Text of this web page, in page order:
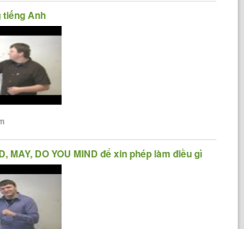
tiếng Anh
MAY, DO YOU MIND để xin phép làm điều gì